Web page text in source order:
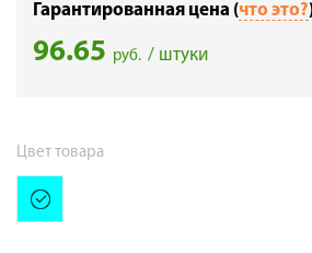
Гарантированная цена (что это?
96.65 руб. / штуки
Цвет товара